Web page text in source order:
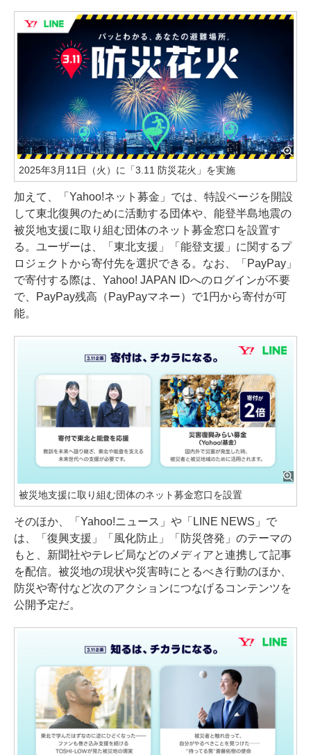
2025年3月11日（火）に「3.11 防災花火」を実施
加えて、「Yahoo!ネット募金」では、特設ページを開設
して東北復興のために活動する団体や、能登半島地震の
被災地支援に取り組む団体のネット募金窓口を設置す
る。ユーザーは、「東北支援」「能登支援」に関するプ
ロジェクトから寄付先を選択できる。なお、「PayPay」
で寄付する際は、Yahoo! JAPAN IDへのログインが不要
で、PayPay残高（PayPayマネー）で1円から寄付が可
能。
被災地支援に取り組む団体のネット募金窓口を設置
そのほか、「Yahoo!ニュース」や「LINE NEWS」で
は、「復興支援」「風化防止」「防災啓発」のテーマの
もと、新聞社やテレビ局などのメディアと連携して記事
を配信。被災地の現状や災害時にとるべき行動のほか、
防災や寄付など次のアクションにつなげるコンテンツを
公開予定だ。